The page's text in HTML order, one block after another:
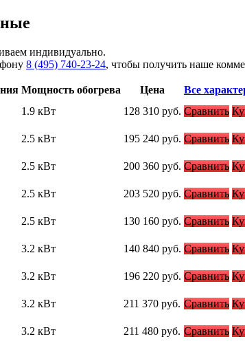
индивидуально.
8 (495) 740-23-24, чтобы получить наше
Мощность обогрева Цена
Все
1.9 кВт 128 310 руб. Сравнить
2.5 кВт 195 240 руб. Сравнить
2.5 кВт 200 360 руб. Сравнить
2.5 кВт 203 520 руб. Сравнить
2.5 кВт 130 160 руб. Сравнить
3.2 кВт 140 840 руб. Сравнить
3.2 кВт 196 220 руб. Сравнить
3.2 кВт 211 370 руб. Сравнить
3.2 кВт 211 480 руб. Сравнить